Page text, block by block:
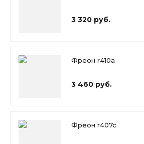
3 320 руб.
Фреон r410a
3 460 руб.
Фреон r407c